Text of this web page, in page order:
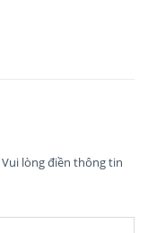
Vui lòng điền thông tin